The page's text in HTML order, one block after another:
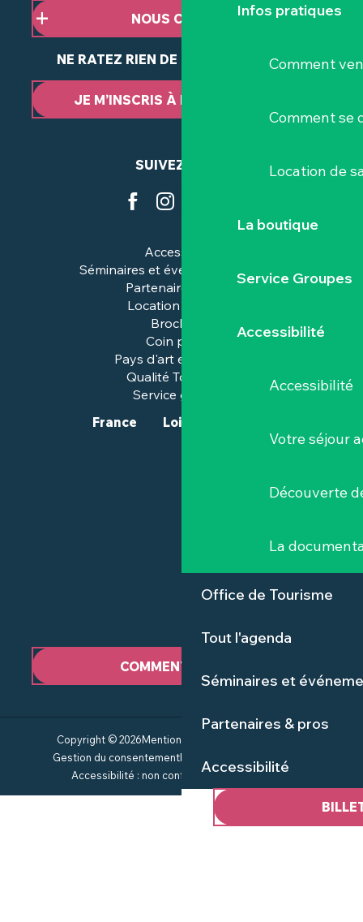
Infos pratiques
Comment
Comment se
Location de
La boutique
Service Groupes
Accessibilité
Accessibilité
Votre séjour
Découverte
La
Office de Tourisme
Tout l'agenda
Séminaires et
Partenaires & pros
Accessibilité
NOUS CONTACTER
NE RATEZ RIEN DE NOTRE ACTUALITÉ
JE M’INSCRIS À LA NEWSLETTER
SUIVEZ-NOUS
Accessibilité
Séminaires et événements pros
Partenaires & pros
Location de salles
Brochures
Coin presse
Pays d'art et d'histoire
Qualité Tourisme™
Service groupes
COMMENT VENIR ?
France Loire-Atlantique
Copyright © 2026Mentions Légales
Gestion du consentementPolitique de confidentialité
Accessibilité : non conformeService groupes